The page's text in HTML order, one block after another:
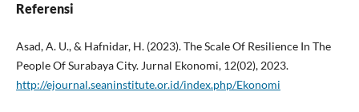
Referensi
Asad, A. U., & Hafnidar, H. (2023). The Scale Of Resilience In The
People Of Surabaya City. Jurnal Ekonomi, 12(02), 2023.
http://ejournal.seaninstitute.or.id/index.php/Ekonomi